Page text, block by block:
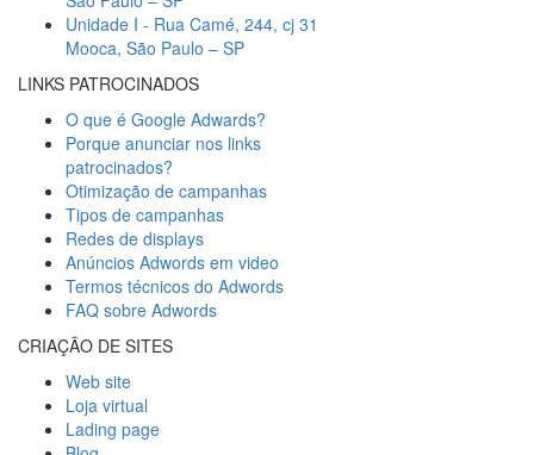
Unidade I - Rua Camé, 244, cj 31
Mooca, São Paulo – SP
LINKS PATROCINADOS
O que é Google Adwards?
Porque anunciar nos links
patrocinados?
Otimização de campanhas
Tipos de campanhas
Redes de displays
Anúncios Adwords em video
Termos técnicos do Adwords
FAQ sobre Adwords
CRIAÇÃO DE SITES
Web site
Loja virtual
Lading page